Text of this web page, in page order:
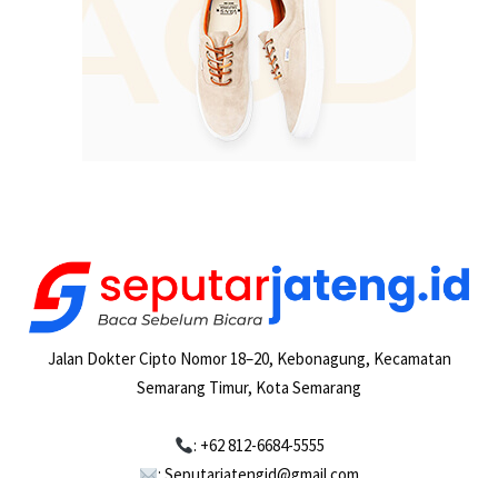
Jalan Dokter Cipto Nomor 18–20, Kebonagung, Kecamatan
Semarang Timur, Kota Semarang
: +62 812-6684-5555